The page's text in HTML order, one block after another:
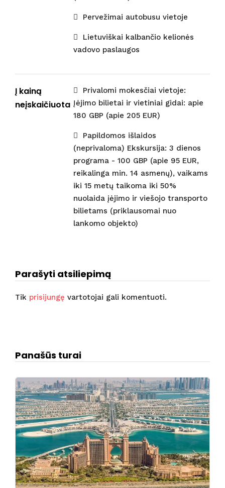
Pervežimai autobusu vietoje
Lietuviškai kalbančio kelionės
vadovo paslaugos
Į kainą
neįskaičiuota
Privalomi mokesčiai vietoje:
Įėjimo bilietai ir vietiniai gidai: apie
180 GBP (apie 205 EUR)
Papildomos išlaidos
(neprivaloma) Ekskursija: 3 dienos
programa - 100 GBP (apie 95 EUR,
reikalinga min. 14 asmenų), vaikams
iki 15 metų taikoma iki 50%
nuolaida įėjimo ir viešojo transporto
bilietams (priklausomai nuo
lankomo objekto)
Parašyti atsiliepimą
Tik prisijungę vartotojai gali komentuoti.
Panašūs turai